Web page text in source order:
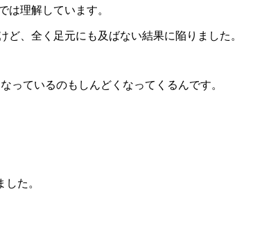
は理解しています。
、全く足元にも及ばない結果に陥りました。
っているのもしんどくなってくるんです。
た。